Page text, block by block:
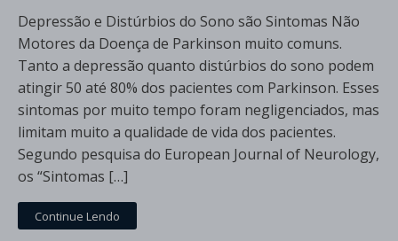
Depressão e Distúrbios do Sono são Sintomas Não
Motores da Doença de Parkinson muito comuns.
Tanto a depressão quanto distúrbios do sono podem
atingir 50 até 80% dos pacientes com Parkinson. Esses
sintomas por muito tempo foram negligenciados, mas
limitam muito a qualidade de vida dos pacientes.
Segundo pesquisa do European Journal of Neurology,
os “Sintomas […]
Continue Lendo